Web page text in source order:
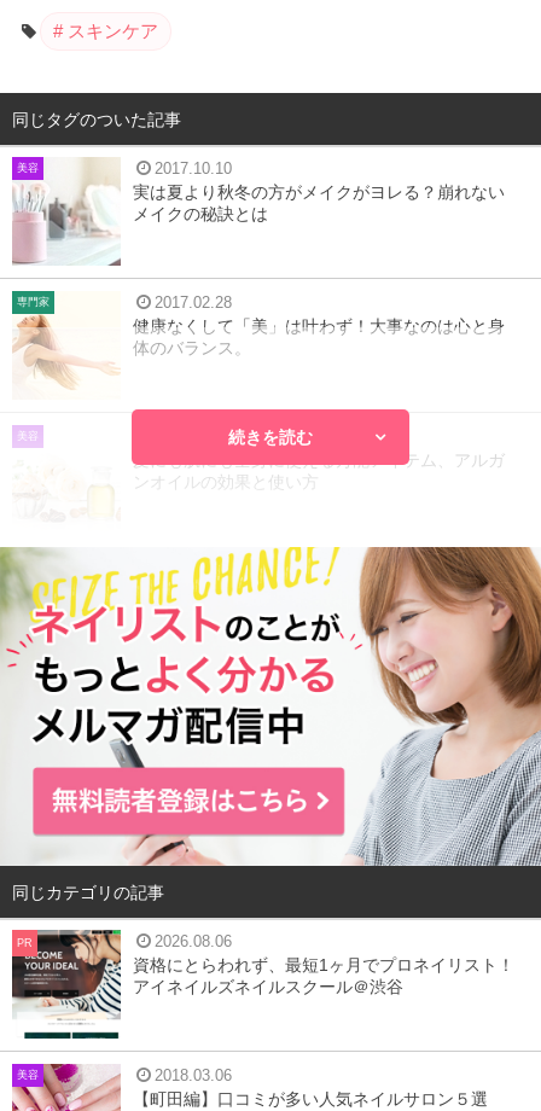
スキンケア
同じタグのついた記事
美容 2017.10.10
実は夏より秋冬の方がメイクがヨレる？崩れない
メイクの秘訣とは
専門家 2017.02.28
健康なくして「美」は叶わず！大事なのは心と身
体のバランス。
美容 2018.02.19
髪にも肌にも全身に使える万能アイテム、アルガ
ンオイルの効果と使い方
続きを読む
同じカテゴリの記事
PR 2026.08.06
資格にとらわれず、最短1ヶ月でプロネイリスト！
アイネイルズネイルスクール＠渋谷
美容 2018.03.06
【町田編】口コミが多い人気ネイルサロン５選